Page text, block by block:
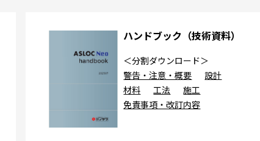
ハンドブック（技術資料）
＜分割ダウンロード＞
警告・注意・概要
設計
材料
工法
施工
免責事項・改訂内容